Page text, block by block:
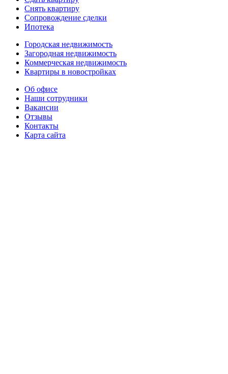
Снять квартиру
Сопровождение сделки
Ипотека
Городская недвижимость
Загородная недвижимость
Коммерческая недвижимость
Квартиры в новостройках
Об офисе
Наши сотрудники
Вакансии
Отзывы
Контакты
Карта сайта